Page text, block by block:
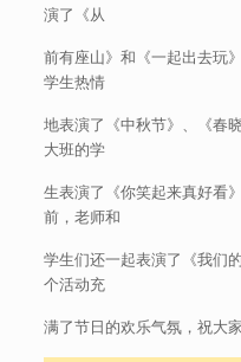
演了《从
前有座山》和《一起出去玩
学生热情
地表演了《中秋节》、《春
大班的学
生表演了《你笑起来真好看
前，老师和
学生们还一起表演了《我们
个活动充
满了节日的欢乐气氛，祝大